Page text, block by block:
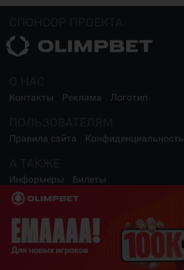
Контакты Реклама Логотип
Правила сайта Конфиденциальность
Информеры Билеты
СОЦИАЛЬНЫЕ СЕТИ